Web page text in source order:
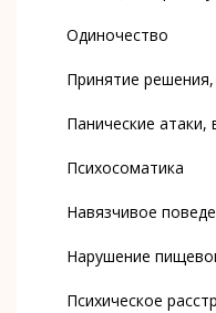
Одиночество
Принятие
Панические атаки,
Психосоматика
Навязчивое
Нарушение
Психическое